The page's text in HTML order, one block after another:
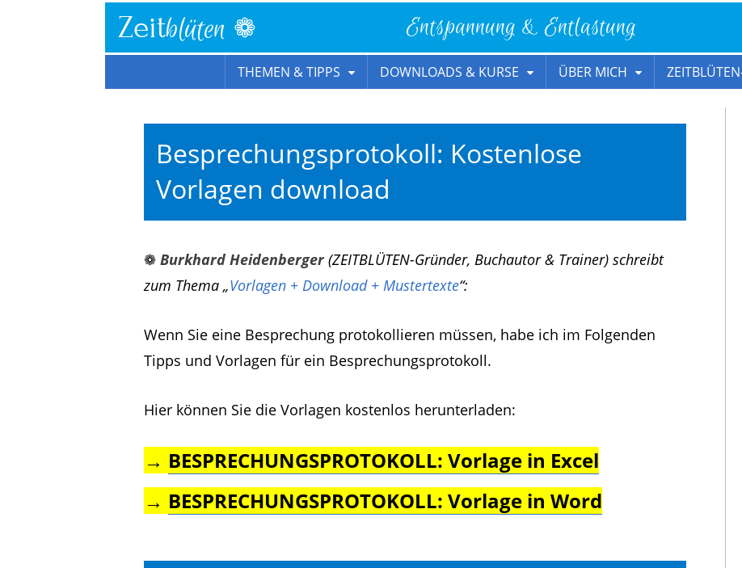
Zeitblüten ❁ Entspannung & Entlastung
THEMEN & TIPPS DOWNLOADS & KURSE ÜBER MICH
Besprechungsprotokoll: Kostenlose
Vorlagen download
❁ Burkhard Heidenberger(ZEITBLÜTEN-Gründer, Buchautor & Trainer) schreibt
zum Thema „Vorlagen + Download + Mustertexte“:
Wenn Sie eine Besprechung protokollieren müssen, habe ich im Folgenden
Tipps und Vorlagen für ein Besprechungsprotokoll.
Hier können Sie die Vorlagen kostenlos herunterladen:
→ BESPRECHUNGSPROTOKOLL: Vorlage in Excel
→ BESPRECHUNGSPROTOKOLL: Vorlage in Word